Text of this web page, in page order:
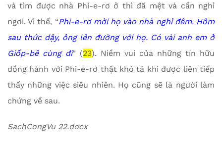
và tìm được nhà Phi-e-rơ ở thì đã mệt và cần nghỉ
ngơi. Vì thế, “Phi-e-rơ mời họ vào nhà nghỉ đêm. Hôm
sau thức dậy, ông lên đường với họ. Có vài anh em ở
Giốp-bê cùng đi” (23). Niềm vui của những tín hữu
đồng hành với Phi-e-rơ thật khó tả khi được liên tiếp
thấy những việc siêu nhiên. Họ cũng sẽ là người làm
chứng về sau.
SachCongVu 22.docx